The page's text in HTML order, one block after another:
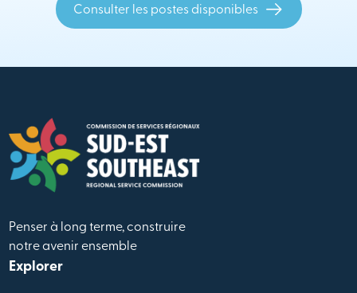
Consulter les postes disponibles
Penser à long terme, construire
notre avenir ensemble
Explorer